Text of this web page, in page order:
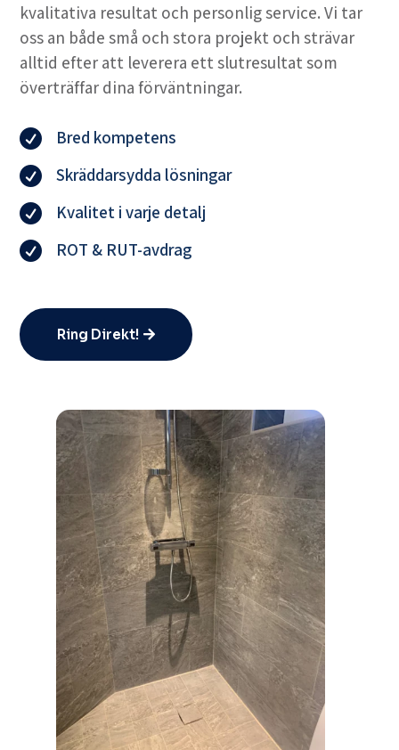
kvalitativa resultat och personlig service. Vi tar
oss an både små och stora projekt och strävar
alltid efter att leverera ett slutresultat som
överträffar dina förväntningar.
 Bred kompetens
 Skräddarsydda lösningar
 Kvalitet i varje detalj
 ROT & RUT-avdrag
Ring Direkt!